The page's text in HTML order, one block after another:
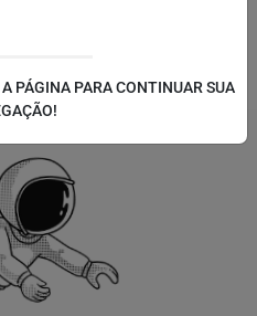
PÁGINA PARA CONTINUAR SUA